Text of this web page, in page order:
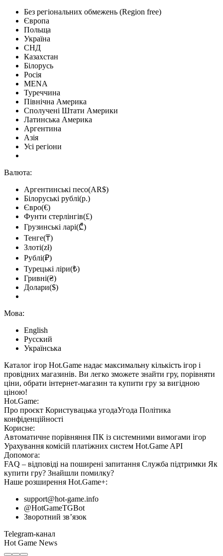
Без регіональних обмежень (Region free)
Європа
Польща
Україна
СНД
Казахстан
Білорусь
Росія
MENA
Туреччина
Північна Америка
Сполучені Штати Америки
Латинська Америка
Аргентина
Азія
Усі регіони
Валюта:
Аргентинські песо(AR$)
Білоруські рублі(р.)
Євро(€)
Фунти стерлінгів(£)
Грузинські ларі(₾)
Тенге(₸)
Злоті(zł)
Рублі(₽)
Турецькі ліри(₺)
Гривні(₴)
Долари($)
Мова:
English
Русский
Українська
Каталог ігор Hot.Game надає максимальну кількість ігор і
провідних магазинів. Ви легко зможете знайти гру, порівняти
ціни, обрати інтернет-магазин та купити гру за вигідною
ціною!
Hot.Game:
Про проєкт Користувацька угодаУгода Політика
конфіденційності
Корисне:
Автоматичне порівняння ПК із системними вимогами ігор
Урахування комісій платіжних систем Hot.Game API
Допомога:
FAQ – відповіді на поширені запитання Служба підтримки Як
купити гру? Знайшли помилку?
Наше розширення Hot.Game+:
support@hot-game.info
@HotGameTGBot
Зворотний зв’язок
Telegram-канал
Hot Game News